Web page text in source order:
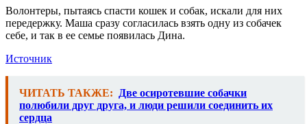
Волонтеры, пытаясь спасти кошек и собак, искали для них
передержку. Маша сразу согласилась взять одну из собачек
себе, и так в ее семье появилась Дина.
Источник
ЧИТАТЬ ТАКЖЕ:
Две осиротевшие собачки
полюбили друг друга, и люди решили соединить их
сердца